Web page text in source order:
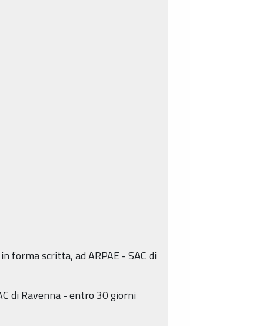
forma scritta, ad ARPAE - SAC di
di Ravenna - entro 30 giorni